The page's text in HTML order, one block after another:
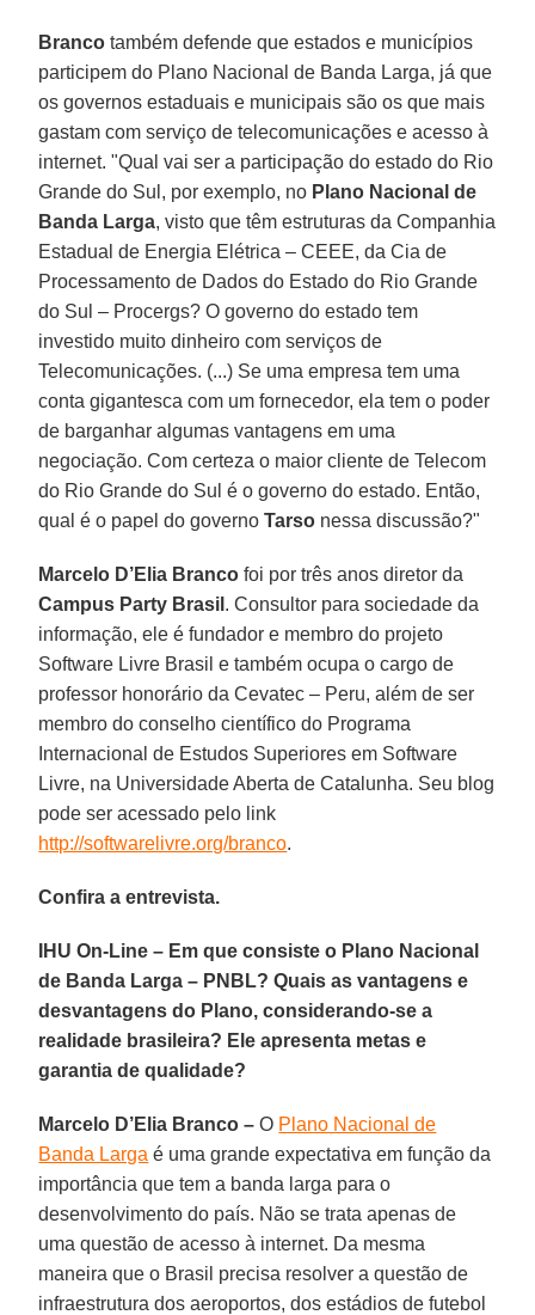
Branco também defende que estados e municípios
participem do Plano Nacional de Banda Larga, já que
os governos estaduais e municipais são os que mais
gastam com serviço de telecomunicações e acesso à
internet. "Qual vai ser a participação do estado do Rio
Grande do Sul, por exemplo, no Plano Nacional de
Banda Larga, visto que têm estruturas da Companhia
Estadual de Energia Elétrica – CEEE, da Cia de
Processamento de Dados do Estado do Rio Grande
do Sul – Procergs? O governo do estado tem
investido muito dinheiro com serviços de
Telecomunicações. (...) Se uma empresa tem uma
conta gigantesca com um fornecedor, ela tem o poder
de barganhar algumas vantagens em uma
negociação. Com certeza o maior cliente de Telecom
do Rio Grande do Sul é o governo do estado. Então,
qual é o papel do governoTarso nessa discussão?"
Marcelo D’Elia Branco foi por três anos diretor da
Campus Party Brasil . Consultor para sociedade da
informação, ele é fundador e membro do projeto
Software Livre Brasil e também ocupa o cargo de
professor honorário da Cevatec – Peru, além de ser
membro do conselho científico do Programa
Internacional de Estudos Superiores em Software
Livre, na Universidade Aberta de Catalunha. Seu blog
pode ser acessado pelo link
http://softwarelivre.org/branco.
Confira a entrevista.
IHU On-Line – Em que consiste o Plano Nacional
de Banda Larga – PNBL? Quais as vantagens e
desvantagens do Plano, considerando-se a
realidade brasileira? Ele apresenta metas e
garantia de qualidade?
Marcelo D’Elia Branco – O Plano Nacional de
Banda Larga é uma grande expectativa em função da
importância que tem a banda larga para o
desenvolvimento do país. Não se trata apenas de
uma questão de acesso à internet. Da mesma
maneira que o Brasil precisa resolver a questão de
infraestrutura dos aeroportos, dos estádios de futebol